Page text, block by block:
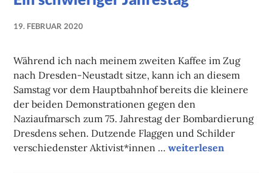
19. FEBRUAR 2020
Während ich nach meinem zweiten Kaffee im Zug
nach Dresden-Neustadt sitze, kann ich an diesem
Samstag vor dem Hauptbahnhof bereits die kleinere
der beiden Demonstrationen gegen den
Naziaufmarsch zum 75. Jahrestag der Bombardierung
Dresdens sehen. Dutzende Flaggen und Schilder
verschiedenster Aktivist*innen …Ein schwieriger
weiterlesen